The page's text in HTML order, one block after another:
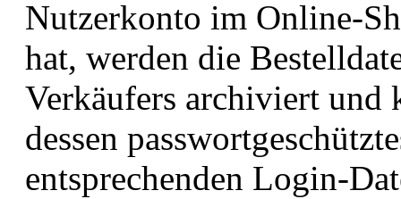
Nutzerkonto im Online-
hat, werden die
Verkäufers archiviert und
dessen
entsprechenden Login-